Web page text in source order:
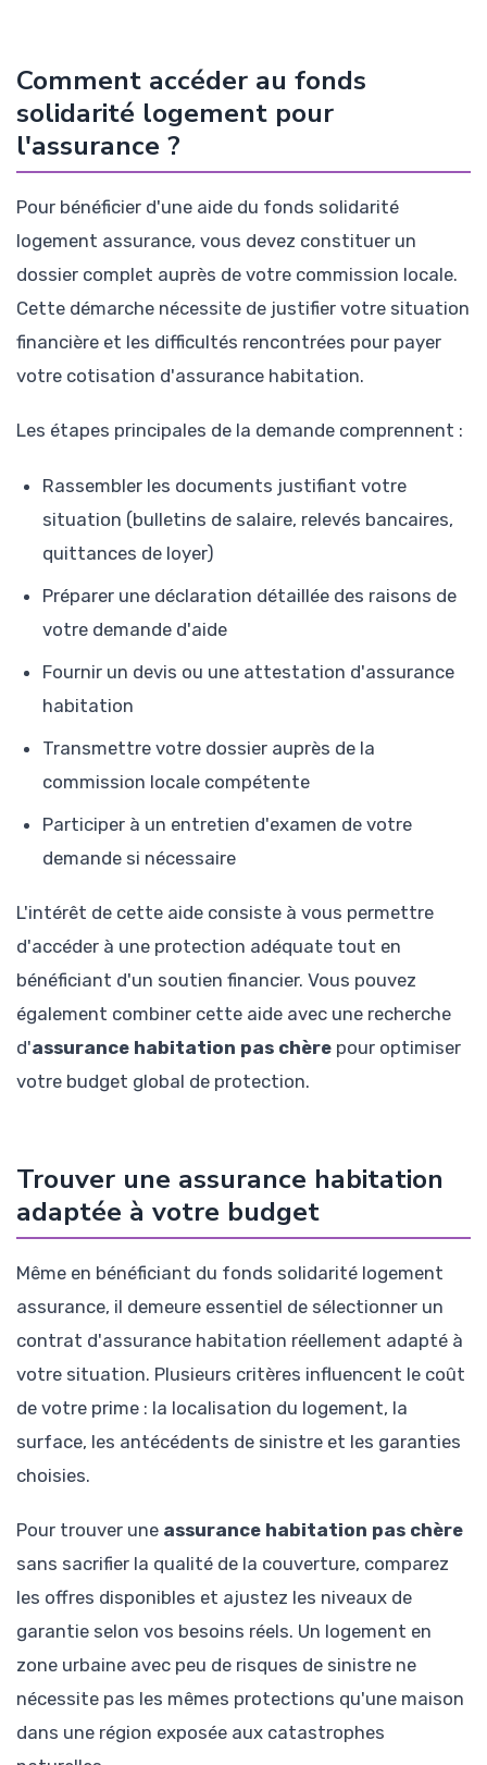
Comment accéder au fonds
solidarité logement pour
l'assurance ?
Pour bénéficier d'une aide du fonds solidarité
logement assurance, vous devez constituer un
dossier complet auprès de votre commission locale.
Cette démarche nécessite de justifier votre situation
financière et les difficultés rencontrées pour payer
votre cotisation d'assurance habitation.
Les étapes principales de la demande comprennent :
Rassembler les documents justifiant votre
situation (bulletins de salaire, relevés bancaires,
quittances de loyer)
Préparer une déclaration détaillée des raisons de
votre demande d'aide
Fournir un devis ou une attestation d'assurance
habitation
Transmettre votre dossier auprès de la
commission locale compétente
Participer à un entretien d'examen de votre
demande si nécessaire
L'intérêt de cette aide consiste à vous permettre
d'accéder à une protection adéquate tout en
bénéficiant d'un soutien financier. Vous pouvez
également combiner cette aide avec une recherche
d'assurance habitation pas chère pour optimiser
votre budget global de protection.
Trouver une assurance habitation
adaptée à votre budget
Même en bénéficiant du fonds solidarité logement
assurance, il demeure essentiel de sélectionner un
contrat d'assurance habitation réellement adapté à
votre situation. Plusieurs critères influencent le coût
de votre prime : la localisation du logement, la
surface, les antécédents de sinistre et les garanties
choisies.
Pour trouver une assurance habitation pas chère
sans sacrifier la qualité de la couverture, comparez
les offres disponibles et ajustez les niveaux de
garantie selon vos besoins réels. Un logement en
zone urbaine avec peu de risques de sinistre ne
nécessite pas les mêmes protections qu'une maison
dans une région exposée aux catastrophes